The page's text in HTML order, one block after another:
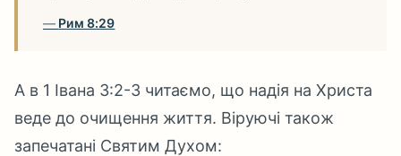
Рим 8:29
А в 1 Івана 3:2-3 читаємо, що надія на Христа
веде до очищення життя. Віруючі також
запечатані Святим Духом: